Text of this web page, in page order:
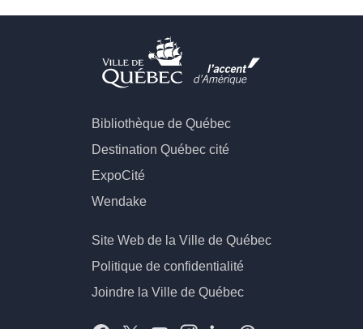
Bibliothèque de Québec
Destination Québec cité
ExpoCité
Wendake
Site Web de la Ville de Québec
Politique de confidentialité
Joindre la Ville de Québec